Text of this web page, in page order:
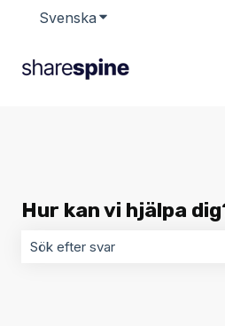
Svenska Visa
Hur kan vi hjälpa